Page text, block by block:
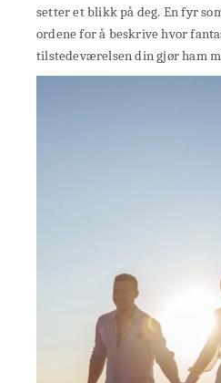
setter et blikk på deg. En fyr
ordene for å beskrive hvor
tilstedeværelsen din gjør ham